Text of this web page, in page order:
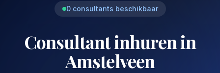
0 consultants beschikbaar
Consultant inhuren in
Amstelveen